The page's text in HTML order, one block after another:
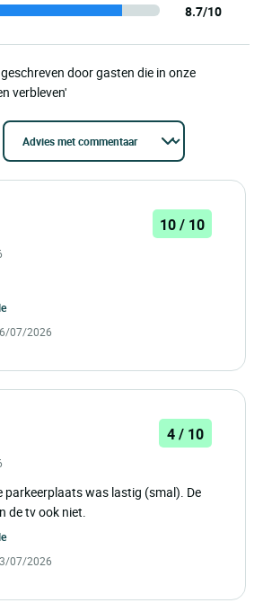
8.7/10
door gasten die in onze
verbleven'
10 / 10
07/2026
4 / 10
parkeerplaats was lastig (smal). De
de tv ook niet.
07/2026